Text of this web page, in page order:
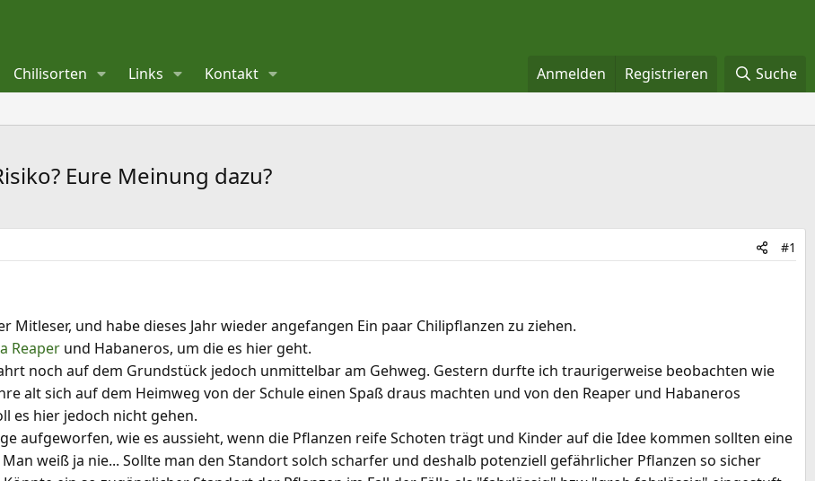
Chilisorten Links Kontakt Anmelden Registrieren Suche
Eure Meinung dazu?
#1
Mitleser, und habe dieses Jahr wieder angefangen Ein paar Chilipflanzen zu ziehen.
Reaper und Habaneros, um die es hier geht.
noch auf dem Grundstück jedoch unmittelbar am Gehweg. Gestern durfte ich traurigerweise beobachten wie
alt sich auf dem Heimweg von der Schule einen Spaß draus machten und von den Reaper und Habaneros
es hier jedoch nicht gehen.
aufgeworfen, wie es aussieht, wenn die Pflanzen reife Schoten trägt und Kinder auf die Idee kommen sollten eine
weiß ja nie... Sollte man den Standort solch scharfer und deshalb potenziell gefährlicher Pflanzen so sicher